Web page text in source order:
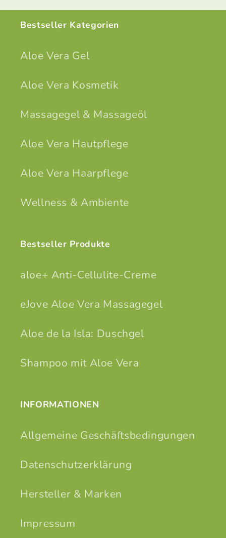
Bestseller Kategorien
Aloe Vera Gel
Aloe Vera Kosmetik
Massagegel & Massageöl
Aloe Vera Hautpflege
Aloe Vera Haarpflege
Wellness & Ambiente
Bestseller Produkte
aloe+ Anti-Cellulite-Creme
eJove Aloe Vera Massagegel
Aloe de la Isla: Duschgel
Shampoo mit Aloe Vera
INFORMATIONEN
Allgemeine Geschäftsbedingungen
Datenschutzerklärung
Hersteller & Marken
Impressum